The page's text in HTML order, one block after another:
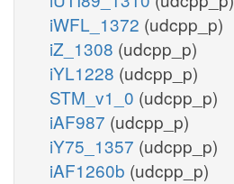
iWFL_1372 (udcpp_p)
iZ_1308 (udcpp_p)
iYL1228 (udcpp_p)
STM_v1_0 (udcpp_p)
iAF987 (udcpp_p)
iY75_1357 (udcpp_p)
iAF1260b (udcpp_p)